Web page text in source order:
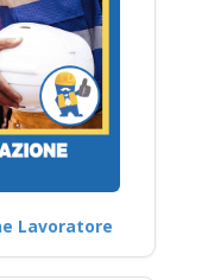
Lavoratore